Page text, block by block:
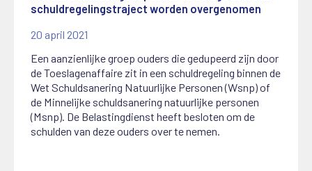
schuldregelingstraject worden overgenomen
20 april 2021
Een aanzienlijke groep ouders die gedupeerd zijn door
de Toeslagenaffaire zit in een schuldregeling binnen de
Wet Schuldsanering Natuurlijke Personen (Wsnp) of
de Minnelijke schuldsanering natuurlijke personen
(Msnp). De Belastingdienst heeft besloten om de
schulden van deze ouders over te nemen.